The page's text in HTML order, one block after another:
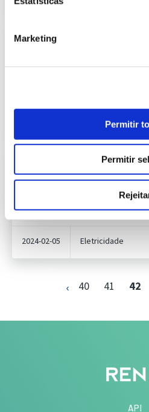
Marketing
Permitir
Permitir
Eletroprodutor
Publicação com
informação sobre
Informação
Eletroprodutor
Publicação com
informação sobre
2024-02-05 Eletricidade
40 41 42
API